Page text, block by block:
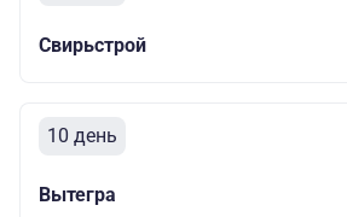
Свирьстрой
10 день
Вытегра